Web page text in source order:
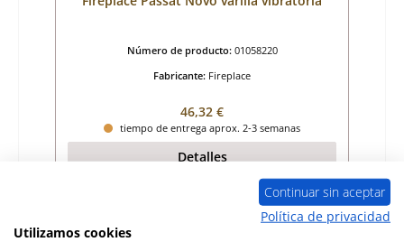
Número de producto: 01058220
Fabricante: Fireplace
Precio normal:
46,32 €
tiempo de entrega aprox. 2-3 semanas
Detalles
Continuar sin aceptar
Política de privacidad
Utilizamos cookies